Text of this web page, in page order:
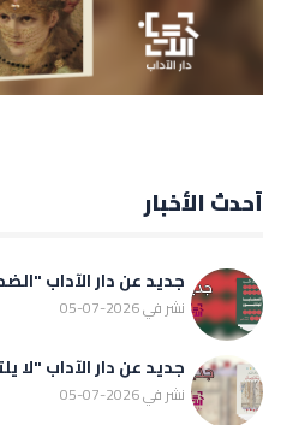
أحدث الأخبار
جديد عن دار الآداب
نشر في 2026-07-05
جديد عن دار الآداب "لا
نشر في 2026-07-05